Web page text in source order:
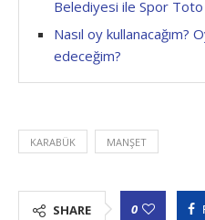
Belediyesi ile Spor
Nasıl oy kullanacağım?
edeceğim?
KARABÜK MANŞET
SHARE 0